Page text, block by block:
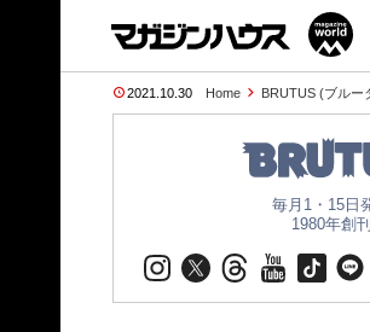
2021.10.30 Home BRUTUS (ブルー
毎月1・15日
1980年創刊